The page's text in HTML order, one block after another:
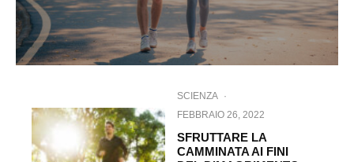
SCIENZA ·
FEBBRAIO 26, 2022
SFRUTTARE LA
CAMMINATA AI FINI